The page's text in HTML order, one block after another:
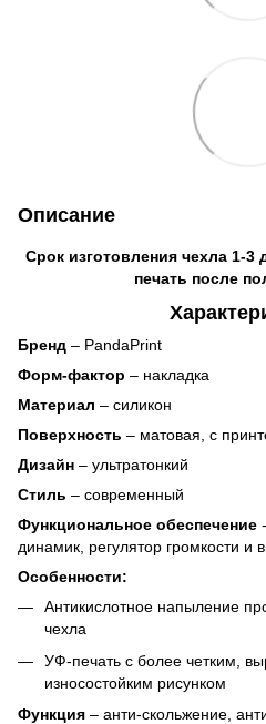
Описание
Срок изготовления чехла 1-3
печать после
Бренд – PandaPrint
Форм-фактор – накладка
Материал – силикон
Поверхность – матовая, с
Дизайн – ультратонкий
Стиль – современный
Функциональное обеспечение
динамик, регулятор громкости и
Особенности:
Антикислотное напыление
чехла
УФ-печать с более четким,
износостойким рисунком
Функция – анти-скольжение,